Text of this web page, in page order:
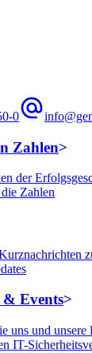
0
Zahlen
der
Zahlen
& Events
uns und unsere
IT-